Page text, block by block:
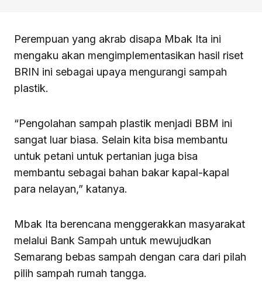
Perempuan yang akrab disapa Mbak Ita ini
mengaku akan mengimplementasikan hasil riset
BRIN ini sebagai upaya mengurangi sampah
plastik.
“Pengolahan sampah plastik menjadi BBM ini
sangat luar biasa. Selain kita bisa membantu
untuk petani untuk pertanian juga bisa
membantu sebagai bahan bakar kapal-kapal
para nelayan,” katanya.
Mbak Ita berencana menggerakkan masyarakat
melalui Bank Sampah untuk mewujudkan
Semarang bebas sampah dengan cara dari pilah
pilih sampah rumah tangga.